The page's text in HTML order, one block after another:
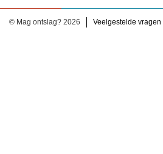
© Mag ontslag? 2026 Veelgestelde vragen